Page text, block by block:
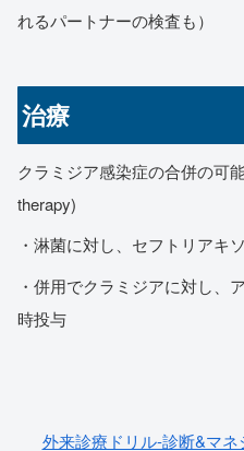
れるパートナーの検査も）
治療
クラミジア感染症の合併の可
therapy)
・淋菌に対し、セフトリアキ
・併用でクラミジアに対し、
時投与
外来診療ドリル-診断&マ